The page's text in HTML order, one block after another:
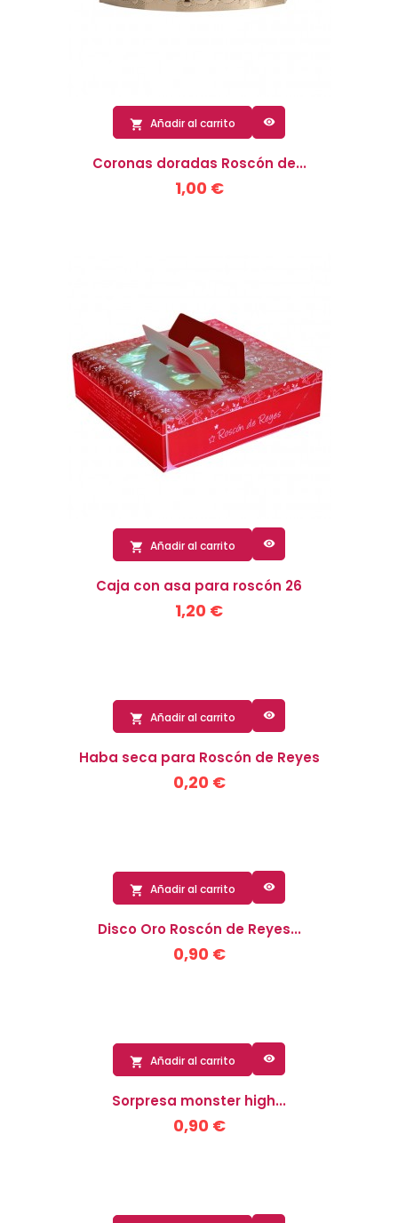
 Añadir al carrito 
Coronas doradas Roscón de...
1,00 €
 Añadir al carrito 
Caja con asa para roscón 26
1,20 €
 Añadir al carrito 
Haba seca para Roscón de Reyes
0,20 €
 Añadir al carrito 
Disco Oro Roscón de Reyes...
0,90 €
 Añadir al carrito 
Sorpresa monster high...
0,90 €